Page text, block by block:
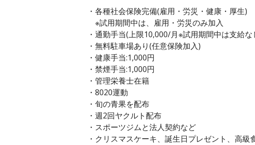
・各種社会保険完備(雇用・労災・健康・厚生)
※試用期間中は、雇用・労災のみ加入
・通勤手当(上限10,000/月※試用期間中は支給な
・無料駐車場あり(任意保険加入)
・健康手当:1,000円
・禁煙手当:1,000円
・管理栄養士在籍
・8020運動
・旬の青果を配布
・週2回ヤクルト配布
・スポーツジムと法人契約など
・クリスマスケーキ、誕生日プレゼント、高